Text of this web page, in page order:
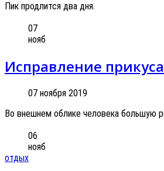
Пик продлится два дня.
07
нояб
Исправление
07 ноября 2019
Во внешнем облике человека большую
06
нояб
отдых